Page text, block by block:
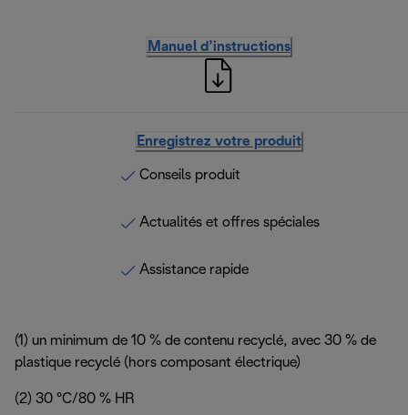
Manuel d’instructions
Enregistrez votre produit
Conseils produit
Actualités et offres spéciales
Assistance rapide
(1) un minimum de 10 % de contenu recyclé, avec 30 % de
plastique recyclé (hors composant électrique)
(2) 30 °C/80 % HR